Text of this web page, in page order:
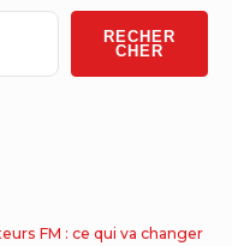
RECHER
CHER
FM : ce qui va changer